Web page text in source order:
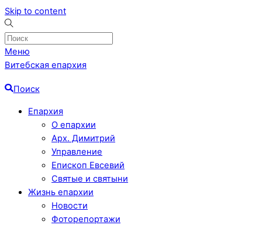
Skip to content
Меню
Витебская епархия
Поиск
Епархия
О епархии
Арх. Димитрий
Управление
Епископ Евсевий
Святые и святыни
Жизнь епархии
Новости
Фоторепортажи